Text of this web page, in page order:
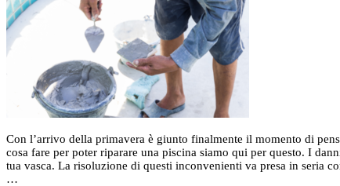
Con l’arrivo della primavera è giunto finalmente il momento di
cosa fare per poter riparare una piscina siamo qui per questo. I
tua vasca. La risoluzione di questi inconvenienti va presa in seria
…